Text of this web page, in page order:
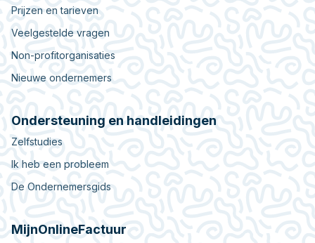
Prijzen en tarieven
Veelgestelde vragen
Non-profitorganisaties
Nieuwe ondernemers
Ondersteuning en handleidingen
Zelfstudies
Ik heb een probleem
De Ondernemersgids
MijnOnlineFactuur